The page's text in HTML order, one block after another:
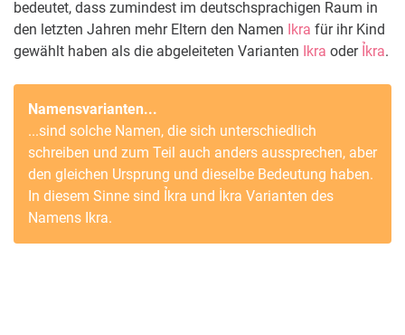
bedeutet, dass zumindest im deutschsprachigen Raum in
den letzten Jahren mehr Eltern den Namen Ikra für ihr Kind
gewählt haben als die abgeleiteten Varianten Ikra oder Ỉkra.
Namensvarianten...
...sind solche Namen, die sich unterschiedlich
schreiben und zum Teil auch anders aussprechen, aber
den gleichen Ursprung und dieselbe Bedeutung haben.
In diesem Sinne sind
Ỉkra und İkra Varianten des
Namens Ikra.